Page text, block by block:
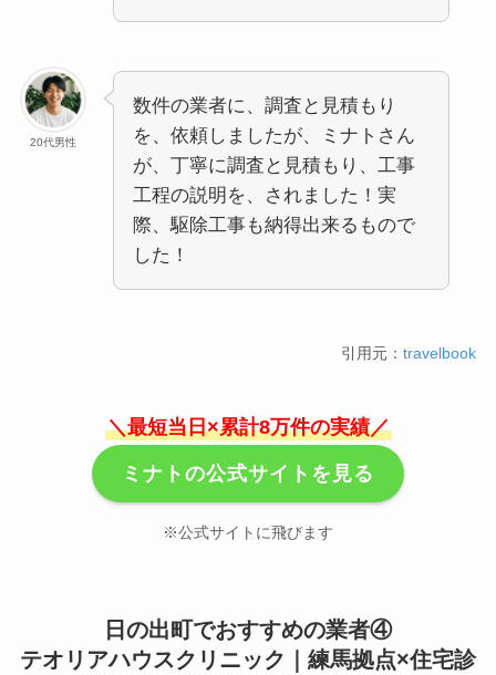
20代男性
数件の業者に、調査と見積もり
を、依頼しましたが、ミナトさん
が、丁寧に調査と見積もり、工事
工程の説明を、されました！実
際、駆除工事も納得出来るもので
した！
引用元：travelbook
＼最短当日×累計8万件の実績／
ミナトの公式サイトを見る
※公式サイトに飛びます
日の出町でおすすめの業者④
テオリアハウスクリニック｜練馬拠点×住宅診